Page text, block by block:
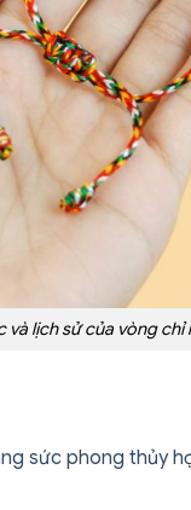
và lịch sử của vòng chỉ
sức phong thủy